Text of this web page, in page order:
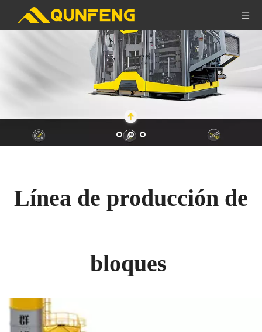
Línea de producción de
bloques